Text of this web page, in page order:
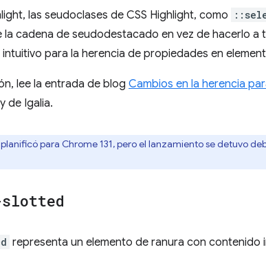
las seudoclases de CSS Highlight, como
cadena de seudodestacado en vez de hacerlo a
para la herencia de propiedades en
lee la entrada de blog Cambios en la herencia
de Igalia.
para Chrome 131, pero el lanzamiento se detuvo
slotted
representa un elemento de ranura con